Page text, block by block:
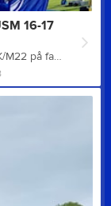
16-17
I helgen genomfördes USM för 16-17 åringar + K/M22 på fantastiska Sollentunavallen. De blå banorna tyckes nästan självlysande i solen och bortsett från lite oberäkneliga och för vissa grenar utmanande vindar var förutsättningarna denna helg de absolut bästa! Och vilken helg det blev för IFK Halmstad! Våra 7 deltagare gjorde totalt 10 grenstarter som resulterade i 5 ädla medaljer och 5 fina personbästa! 3 glimrande guldmedaljer -Oliva Ståhl (F16), hade en fantastisk helg och kammade i överlägsen stil hem guldet i både 100m (12,23 sek, PB), 100 m häck (13,49 sek, PB) och längdhopp (6.02)! Godkänd vind i samtliga grenar. Olivia imponerade med att hålla fokus hela helgen från fredag förmiddag till söndag eftermiddag. I fredagens 100 m-final var utgången mest oviss och spänningen som högst. Segern blev dock tydlig och vinsten var det första SM-guldet på sprint utan häckar. På lördagen genomfördes favoritgrenen 100 m häck där Oliva varit överlägsen under säsongen. En varning i starten vid försöken skapade viss nerv inför finalen, som dock togs hem med en överlägsenhet på nära 1 sekund! Spänningen var desto mindre i söndagens längdfinal där vinnarhoppet sattes redan i första omgången och Olivia därmed punkterade tävlingen där tvåan kom att hoppa 37 cm kortare! 1 ädelt silver – Telma Tagesson (F16) tog på lördagskvällen sig stabilt och enkelt till 800 meters-final på söndagen där hon tillsammans med två andra tjejer bar favoritskapet. Telma genomförde ett mycket väldisponerat lopp i vinden och fick efter en sprintduell på upploppet ta emot ett välförtjänt silver. Tid 2:16,68 1 efterlängtat brons – Alve Weber (P16) fick efter två tidigare fjärdeplatser äntligen rättmätigt stiga upp på prispallen efter en riktigt fin och spännande stavtävling! Resultatet var en putsning på personbästat till 396 cm. För vidare höjder krävs nu nya styvare stavar för Alve! I samma stavtävling deltog Anton Söderberg (P16) som även han hoppade övertygande och målmedvetet och tog höjden 388 cm, vilket var en rejäl höjning av personbästa med 9 cm och en femteplats (samma höjd som fyran). Även Olof Håkansson (P17) hade prickat formen, gjorde en riktigt bra inledning av loppet och åkte hem med ett putsat PB på 100 m till tiden 11,56 sek. Tiden hade räckt till semifinal som dock inte blev av pga strykningar. Kevin Reisa (P16) gav sig för första gången på SM i kast med grenen 400 m häck. Kevin gjorde i finalen en satsning och ett snyggt lopp, helt enligt plan. Tyvärr räckte inte orken hela vägen, men loppet lovar gott inför framtiden. Joel Persson (P17) gick in med goda vibbar från tidigare tävling på vallen. Joel gjorde med resultatet 181 cm även denna gång en bra tävling, inte långt från personbästat på 185 cm och åker hem taggad inför avslutningen av säsongen. Tack alla ni som var på plats för att heja, stödja och coacha dessa aktiva!